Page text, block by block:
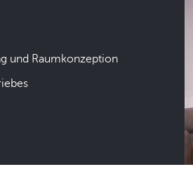
und Raumkonzeption